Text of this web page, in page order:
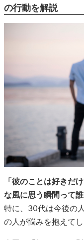
の行動を解説
「彼のことは好きだ
な風に思う瞬間って
特に、30代は今後の
の人が悩みを抱えて